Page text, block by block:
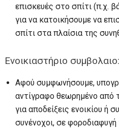
επισκευές στο σπίτι (π.χ.
για να κατοικήσουμε να
σπίτι στα πλαίσια της
Ενοικιαστήριο συμβολαιο:
Αφού συμφωνήσουμε,
αντίγραφο θεωρημένο από
για αποδείξεις ενοικίου
συνένοχοι, σε φοροδιαφυγή